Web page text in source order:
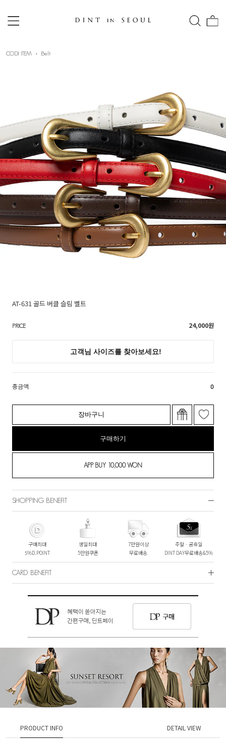
CODI ITEM Belt
AT-631 골드 버클 슬림 벨트
PRICE 24,000원
총금액 0
장바구니
구매하기
SHOPPING BENEFIT
구매최대
5%D.POINT
생일최대
5만원쿠폰
7만원이상
무료배송
주말ㆍ공휴일
DINT DAY무료배송&5%
CARD BENEFIT
PRODUCT INFO DETAIL VIEW